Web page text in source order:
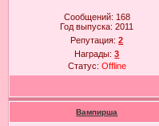
Сообщений: 168
Год выпуска:2011
Репутация:2
Награды:3
Статус: Offline
Вампирша